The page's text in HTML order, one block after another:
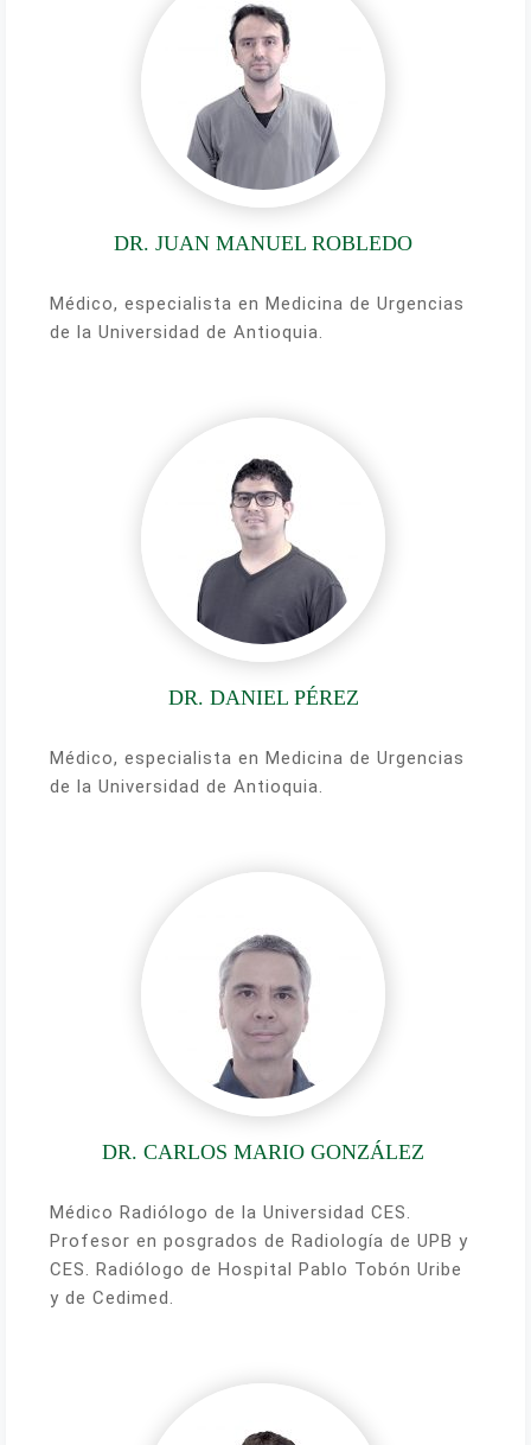
DR. JUAN MANUEL ROBLEDO
Médico, especialista en Medicina de Urgencias
de la Universidad de Antioquia.
DR. DANIEL PÉREZ
Médico, especialista en Medicina de Urgencias
de la Universidad de Antioquia.
DR. CARLOS MARIO GONZÁLEZ
Médico Radiólogo de la Universidad CES.
Profesor en posgrados de Radiología de UPB y
CES. Radiólogo de Hospital Pablo Tobón Uribe
y de Cedimed.